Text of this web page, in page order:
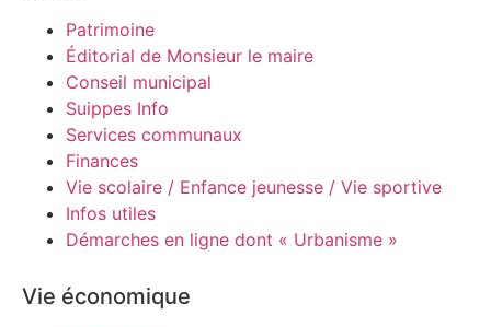
Patrimoine
Éditorial de Monsieur le maire
Conseil municipal
Suippes Info
Services communaux
Finances
Vie scolaire / Enfance jeunesse / Vie sportive
Infos utiles
Démarches en ligne dont « Urbanisme »
Vie économique